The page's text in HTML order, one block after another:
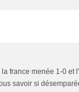
la france menée 1-0
savoir si